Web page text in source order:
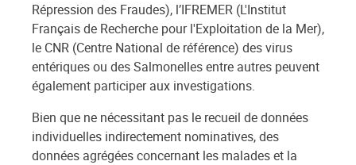
Répression des Fraudes), l’IFREMER (L'Institut
Français de Recherche pour l'Exploitation de la Mer),
le CNR (Centre National de référence) des virus
entériques ou des Salmonelles entre autres peuvent
également participer aux investigations.
Bien que ne nécessitant pas le recueil de données
individuelles indirectement nominatives, des
données agrégées concernant les malades et la